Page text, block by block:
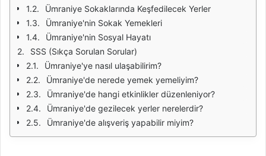
Ümraniye Sokaklarında Keşfedilecek Yerler
Ümraniye'nin Sokak Yemekleri
Ümraniye'nin Sosyal Hayatı
SSS (Sıkça Sorulan Sorular)
Ümraniye'ye nasıl ulaşabilirim?
Ümraniye'de nerede yemek yemeliyim?
Ümraniye'de hangi etkinlikler düzenleniyor?
Ümraniye'de gezilecek yerler nerelerdir?
Ümraniye'de alışveriş yapabilir miyim?